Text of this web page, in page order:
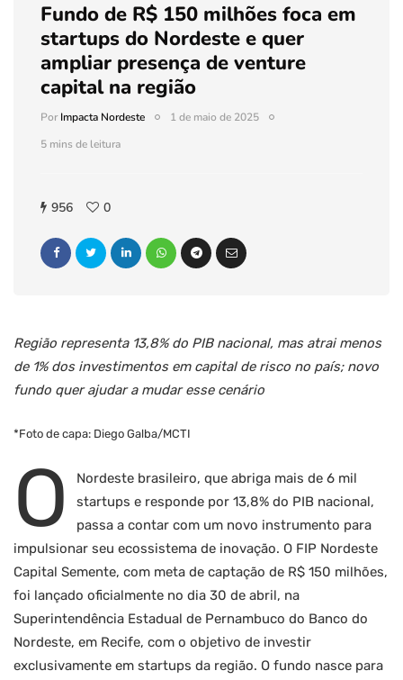
Fundo de R$ 150 milhões foca em
startups do Nordeste e quer
ampliar presença de venture
capital na região
PorImpacta Nordeste
1 de maio de 2025
5 mins de leitura
956 0
Região representa 13,8% do PIB nacional, mas atrai menos
de 1% dos investimentos em capital de risco no país; novo
fundo quer ajudar a mudar esse cenário
*Foto de capa: Diego Galba/MCTI
O
Nordeste brasileiro, que abriga mais de 6 mil
startups e responde por 13,8% do PIB nacional,
passa a contar com um novo instrumento para
impulsionar seu ecossistema de inovação. O FIP Nordeste
Capital Semente, com meta de captação de R$ 150 milhões,
foi lançado oficialmente no dia 30 de abril, na
Superintendência Estadual de Pernambuco do Banco do
Nordeste, em Recife, com o objetivo de investir
exclusivamente em startups da região. O fundo nasce para